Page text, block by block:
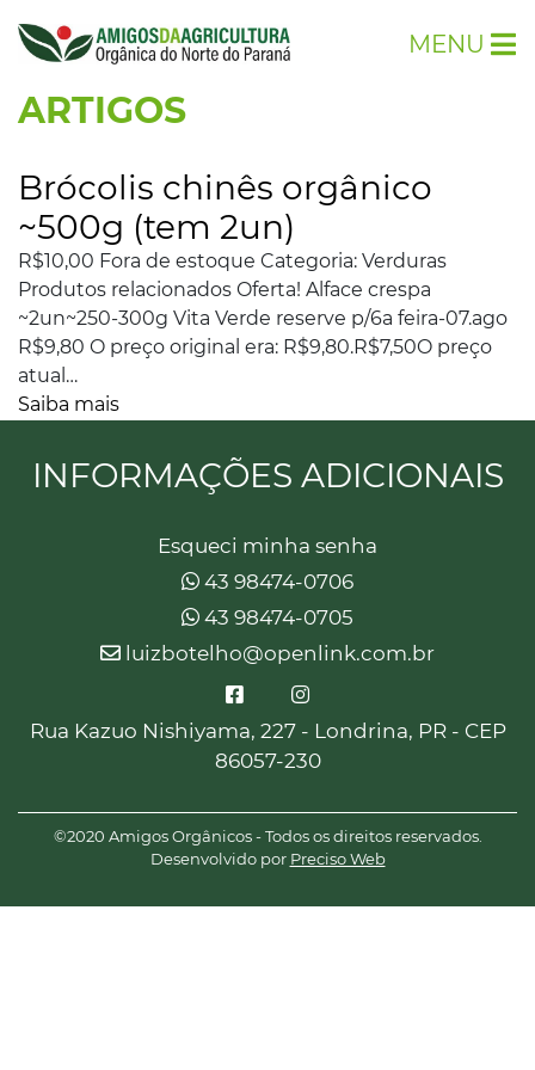
MENU
ARTIGOS
Brócolis chinês orgânico
~500g (tem 2un)
R$10,00 Fora de estoque Categoria: Verduras
Produtos relacionados Oferta! Alface crespa
~2un~250-300g Vita Verde reserve p/6a feira-07.ago
R$9,80 O preço original era: R$9,80.R$7,50O preço
atual…
Saiba mais
INFORMAÇÕES ADICIONAIS
Esqueci minha senha
43 98474-0706
43 98474-0705
luizbotelho@openlink.com.br
Rua Kazuo Nishiyama, 227 - Londrina, PR - CEP
86057-230
©2020 Amigos Orgânicos - Todos os direitos reservados.
Desenvolvido por Preciso Web